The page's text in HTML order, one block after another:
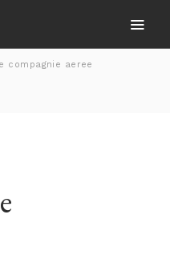
compagnie aeree